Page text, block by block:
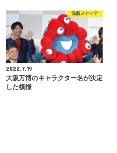
洗脳メディア
2022.7.19
大阪万博のキャラクター名が決定
した模様